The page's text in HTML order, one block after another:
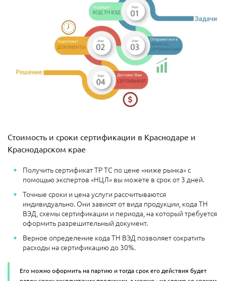
Стоимость и сроки сертификации в Краснодаре и
Краснодарском крае
Получить сертификат ТР ТС по цене «ниже рынка» с
помощью экспертов «НЦЛ» вы можете в срок от 3 дней.
Точные сроки и цена услуги рассчитываются
индивидуально. Они зависят от вида продукции, кода ТН
ВЭД, схемы сертификации и периода, на который требуется
оформить разрешительный документ.
Верное определение кода ТН ВЭД позволяет сократить
расходы на сертификацию до 30%.
Его можно оформить на партию и тогда срок его действия будет